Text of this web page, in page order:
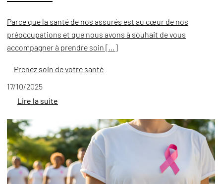
Parce que la santé de nos assurés est au cœur de nos
préoccupations et que nous avons à souhait de vous
accompagner à prendre soin […]
Prenez soin de votre santé
17/10/2025
Lire la suite